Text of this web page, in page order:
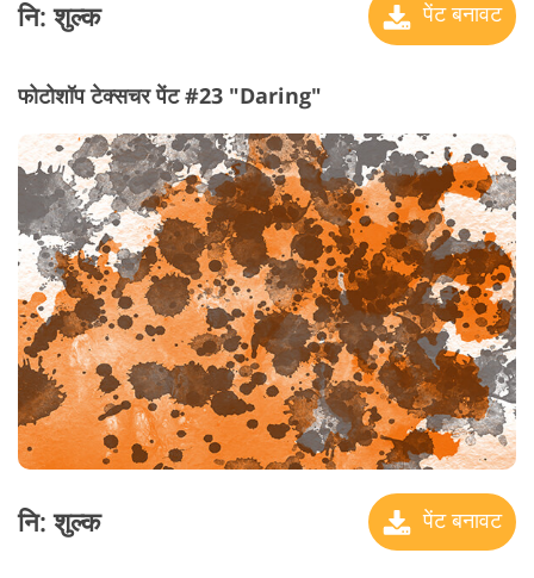
नि: शुल्क पेंट बनावट
फोटोशॉप टेक्सचर पेंट #23 "Daring"
नि: शुल्क पेंट बनावट